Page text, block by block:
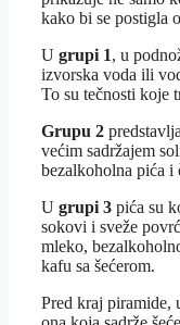
kako bi se postigla
U grupi 1, u
izvorska voda ili
To su tečnosti koje
Grupu 2
većim sadržajem
bezalkoholna pića i
U grupi 3 pića su
sokovi i sveže
mleko,
kafu sa šećerom.
Pred kraj piramide,